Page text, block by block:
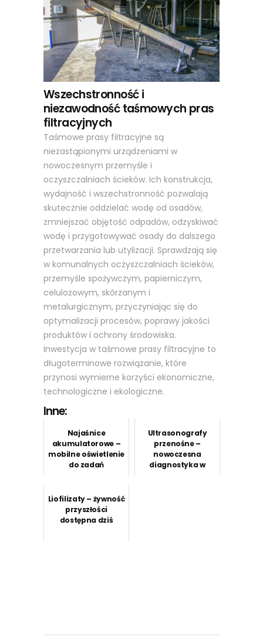
Wszechstronność i
niezawodność taśmowych pras
filtracyjnych
Taśmowe prasy filtracyjne są
niezastąpionymi urządzeniami w
nowoczesnym przemyśle i
oczyszczalniach ścieków. Ich konstrukcja,
wydajność i wszechstronność pozwalają
skutecznie oddzielać wodę od osadów,
zmniejszać objętość odpadów, odzyskiwać
wodę i przygotowywać osady do dalszego
przetwarzania lub utylizacji. Sprawdzają się
w komunalnych oczyszczalniach ścieków,
przemyśle spożywczym, papierniczym,
celulozowym, skórzanym i
metalurgicznym, przyczyniając się do
optymalizacji procesów, poprawy jakości
produktów i ochrony środowiska.
Inwestycja w taśmowe prasy filtracyjne to
długoterminowe rozwiązanie, które
przynosi wymierne korzyści ekonomiczne,
technologiczne i ekologiczne.
Inne:
Najaśnice
akumulatorowe –
mobilne oświetlenie
do zadań
Ultrasonografy
przenośne –
nowoczesna
diagnostyka w
Liofilizaty – żywność
przyszłości
dostępna dziś